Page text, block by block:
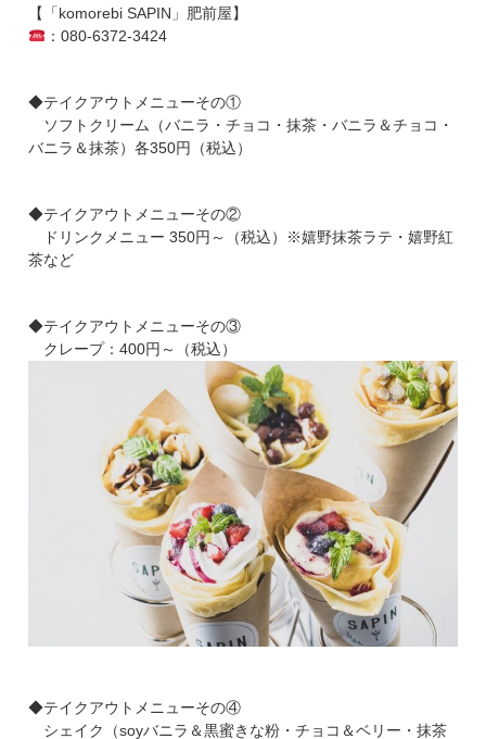
【「 komorebi SAPIN 」肥前屋】
：080-6372-3424
◆テイクアウトメニューその①
ソフトクリーム（バニラ・チョコ・抹茶・バニラ＆チョコ・
バニラ＆抹茶）各350円（税込）
◆テイクアウトメニューその②
ドリンクメニュー 350円～（税込）※嬉野抹茶ラテ・嬉野紅
茶など
◆テイクアウトメニューその③
クレープ：400円～（税込）
◆テイクアウトメニューその④
シェイク（soyバニラ＆黒蜜きな粉・チョコ＆ベリー・抹茶